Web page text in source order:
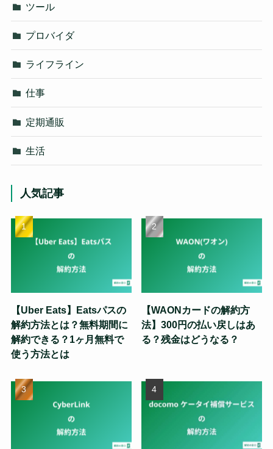
ツール
プロバイダ
ライフライン
仕事
定期通販
生活
人気記事
【Uber Eats】Eatsパスの
解約方法とは？無料期間に
解約できる？1ヶ月無料で
使う方法とは
【WAONカードの解約方
法】300円の払い戻しはあ
る？残金はどうなる？